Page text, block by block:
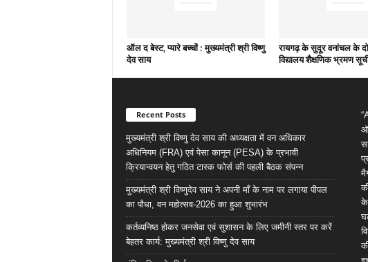
ऑल द बेस्ट, प्यारे बच्चों : मुख्यमंत्री श्री विष्णु
देव साय
रायगढ़ के सुदूर वनांचल के दो
विद्यालय शैक्षणिक भ्रमण
Recent Posts
मुख्यमंत्री श्री विष्णु देव साय की अध्यक्षता में वन अधिकार
अधिनियम (FRA) एवं पेसा कानून (PESA) के प्रभावी
क्रियान्वयन हेतु गठित टास्क फोर्स की पहली बैठक संपन्न
मुख्यमंत्री श्री विष्णुदेव साय ने अपनी माँ के नाम पर लगाया पीपल
का पौधा, वन महोत्सव-2026 का हुआ शुभारंभ
कर्तव्यनिष्ठ होकर जनसेवा एवं सुशासन के लिए जमीनी स्तर पर करें
बेहतर कार्य: मुख्यमंत्री श्री विष्णु देव साय
के